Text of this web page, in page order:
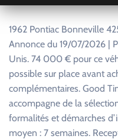
1962 Pontiac Bonneville
Annonce du 19/07/2026 |
Unis. 74 000 € pour ce
possible sur place avant
complémentaires. Good
accompagne de la
formalités et démarches
moyen : 7 semaines.